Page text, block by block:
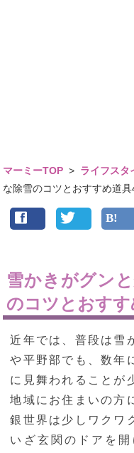
マーミーTOP > ライフスタ
な除雪のコツとおすすめ道具
雪かきがグン
のコツとおすす
近年では、普段は雪
や平野部でも、数年
に見舞われることが
地域にお住まいの方
銀世界は少しワクワ
いざ玄関のドアを